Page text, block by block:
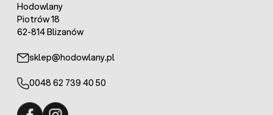
Hodowlany
Piotrów 18
62-814 Blizanów
sklep@hodowlany.pl
0048 62 739 40 50